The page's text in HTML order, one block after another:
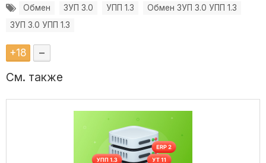
Обмен ЗУП 3.0 УПП 1.3
Обмен ЗУП 3.0 УПП 1.3
ЗУП 3.0 УПП 1.3
+18 –
См. также